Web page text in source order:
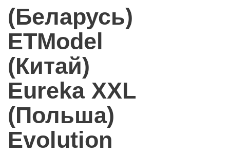
(Беларусь)
ETModel
(Китай)
Eureka XXL
(Польша)
Evolution